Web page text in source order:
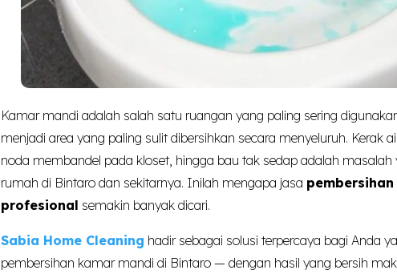
Kamar mandi adalah salah satu ruangan yang paling sering
menjadi area yang paling sulit dibersihkan secara menyeluruh. Kerak
noda membandel pada kloset, hingga bau tak sedap adalah
rumah di Bintaro dan sekitarnya. Inilah mengapa jasa
profesional semakin banyak dicari.
Sabia Home Cleaning hadir sebagai solusi terpercaya bagi Anda
pembersihan kamar mandi di Bintaro — dengan hasil yang bersih